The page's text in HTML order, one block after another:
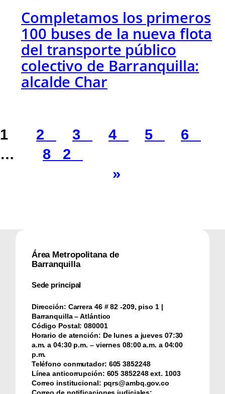
Completamos los primeros
100 buses de la nueva flota
del transporte público
colectivo de Barranquilla:
alcalde Char
1 2 3 4 5
6
…
82
»
Área Metropolitana de
Barranquilla
Sede principal
Dirección: Carrera 46 # 82 -209, piso 1 |
Barranquilla – Atlántico
Código Postal: 080001
Horario de atención: De lunes a jueves 07:30
a.m. a 04:30 p.m. – viernes 08:00 a.m. a 04:00
p.m.
Teléfono conmutador: ‪605 3852248
Línea anticorrupción: ‪605 3852248 ext. 1003
Correo institucional: pqrs@ambq.gov.co